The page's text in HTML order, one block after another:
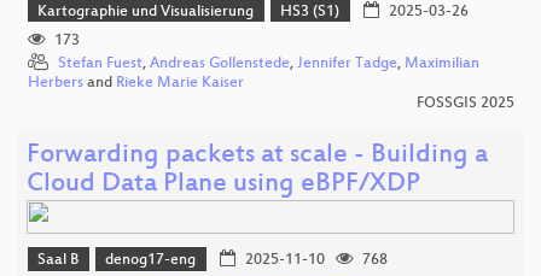
Kartographie und Visualisierung HS3 (S1)
2025-03-26
173
Stefan Fuest, Andreas Gollenstede, Jennifer Tadge, Maximilian
Herbers and Rieke Marie Kaiser
FOSSGIS 2025
Forwarding packets at scale - Building a
Cloud Data Plane using eBPF/XDP
Saal B denog17-eng 2025-11-10
768